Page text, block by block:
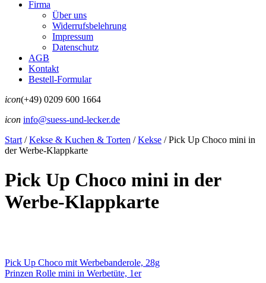
Firma
Über uns
Widerrufsbelehrung
Impressum
Datenschutz
AGB
Kontakt
Bestell-Formular
icon(+49) 0209 600 1664
icon info@suess-und-lecker.de
Start / Kekse & Kuchen & Torten / Kekse /Pick Up Choco mini in
der Werbe-Klappkarte
Pick Up Choco mini in der
Werbe-Klappkarte
Pick Up Choco mit Werbebanderole, 28g
Prinzen Rolle mini in Werbetüte, 1er